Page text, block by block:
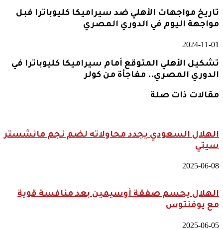
تاريخ مواجهات الأهلي ضد سيراميكا كليوباترا فبل
مواجهة اليوم في الدوري المصري
2024-11-01
تشكيل الأهلي المتوقع أمام سيراميكا كليوباترا في
الدوري المصري.. مفاجأة من كولر
مقالات ذات صلة
الهلال السعودي يجدد محاولاته لضم نجم مانشستر
سيتي
2025-06-08
الهلال يحسم صفقة أوسيمين بعد منافسة قوية
مع يوفنتوس
2025-06-05